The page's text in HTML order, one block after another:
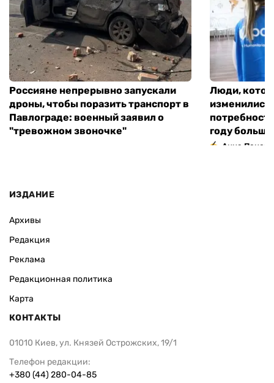
Россияне непрерывно запускали
дроны, чтобы поразить транспорт в
Павлограде: военный заявил о
"тревожном звоночке"
Люди,
изменились
году
Анна
ИЗДАНИЕ
Архивы
Редакция
Реклама
Редакционная политика
Карта
КОНТАКТЫ
01010 Киев, ул. Князей Острожских, 19/1
Телефон редакции:
+380 (44) 280-04-85